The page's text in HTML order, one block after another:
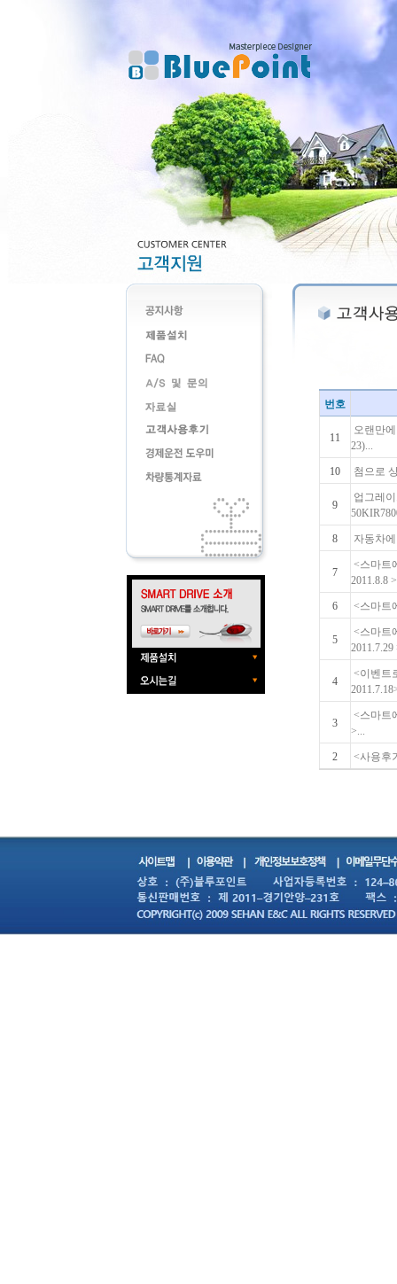
번호
11
오랜만
23)...
10 첨으로
9
업그레
8 자동차
7
<스마트
2011.8.8
6 <스마트
5
<스마트
2011.7.29
4
<이벤트
3
<스마트
>...
2 <사용후